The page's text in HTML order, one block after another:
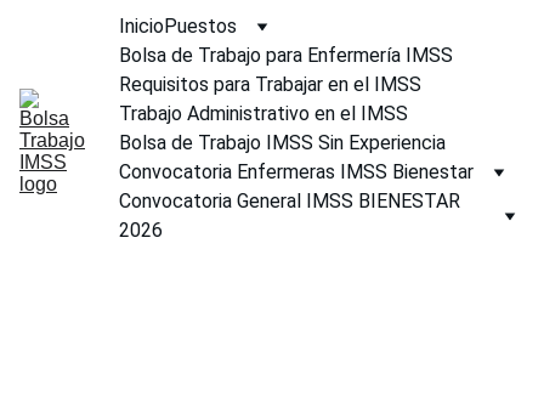
InicioPuestos
Bolsa de Trabajo para Enfermería IMSS
Requisitos para Trabajar en el IMSS
Trabajo Administrativo en el IMSS
Bolsa de Trabajo IMSS Sin Experiencia
Convocatoria Enfermeras IMSS Bienestar
Convocatoria General IMSS BIENESTAR
2026